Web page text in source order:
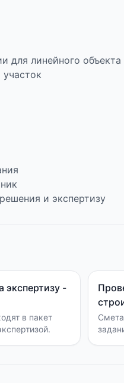
для линейного объекта
и экспертизу
экспертизу -
в пакет